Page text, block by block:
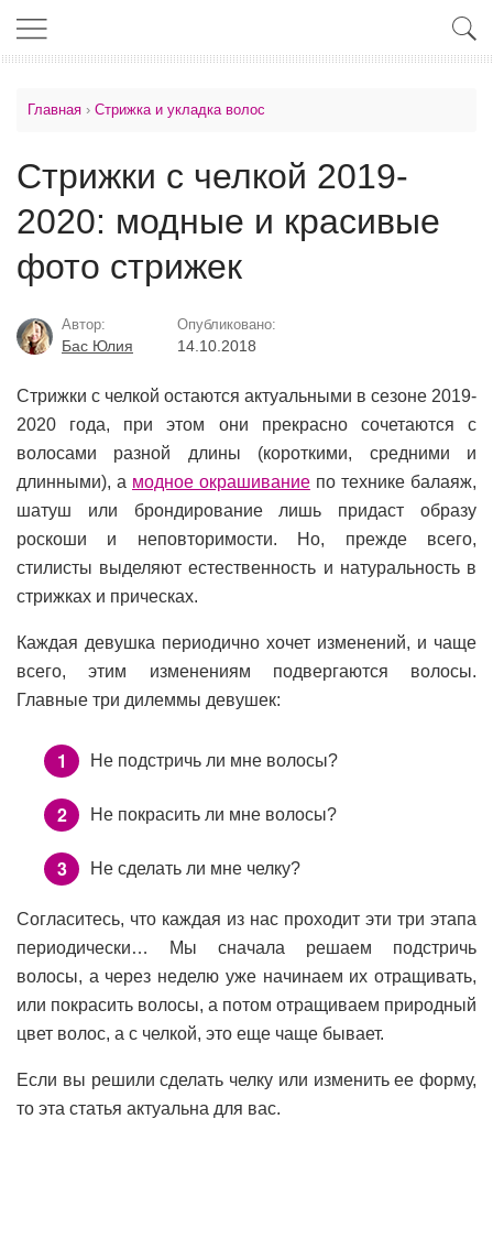
Главная › Стрижка и укладка волос
Стрижки с челкой 2019-
2020: модные и красивые
фото стрижек
Автор:
Бас Юлия
Опубликовано:
14.10.2018
Стрижки с челкой остаются актуальными в сезоне 2019-
2020 года, при этом они прекрасно сочетаются с
волосами разной длины (короткими, средними и
длинными), а модное окрашивание по технике балаяж,
шатуш или брондирование лишь придаст образу
роскоши и неповторимости. Но, прежде всего,
стилисты выделяют естественность и натуральность в
стрижках и прическах.
Каждая девушка периодично хочет изменений, и чаще
всего, этим изменениям подвергаются волосы.
Главные три дилеммы девушек:
Не подстричь ли мне волосы?
Не покрасить ли мне волосы?
Не сделать ли мне челку?
Согласитесь, что каждая из нас проходит эти три этапа
периодически… Мы сначала решаем подстричь
волосы, а через неделю уже начинаем их отращивать,
или покрасить волосы, а потом отращиваем природный
цвет волос, а с челкой, это еще чаще бывает.
Если вы решили сделать челку или изменить ее форму,
то эта статья актуальна для вас.